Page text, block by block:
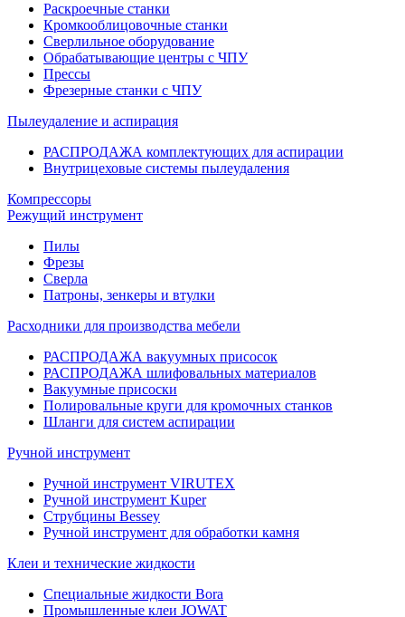
Раскроечные станки
Кромкооблицовочные станки
Сверлильное оборудование
Обрабатывающие центры с ЧПУ
Прессы
Фрезерные станки с ЧПУ
Пылеудаление и аспирация
РАСПРОДАЖА комплектующих для аспирации
Внутрицеховые системы пылеудаления
Компрессоры
Режущий инструмент
Пилы
Фрезы
Сверла
Патроны, зенкеры и втулки
Расходники для производства мебели
РАСПРОДАЖА вакуумных присосок
РАСПРОДАЖА шлифовальных материалов
Вакуумные присоски
Полировальные круги для кромочных станков
Шланги для систем аспирации
Ручной инструмент
Ручной инструмент VIRUTEX
Ручной инструмент Kuper
Струбцины Bessey
Ручной инструмент для обработки камня
Клеи и технические жидкости
Специальные жидкости Bora
Промышленные клеи JOWAT